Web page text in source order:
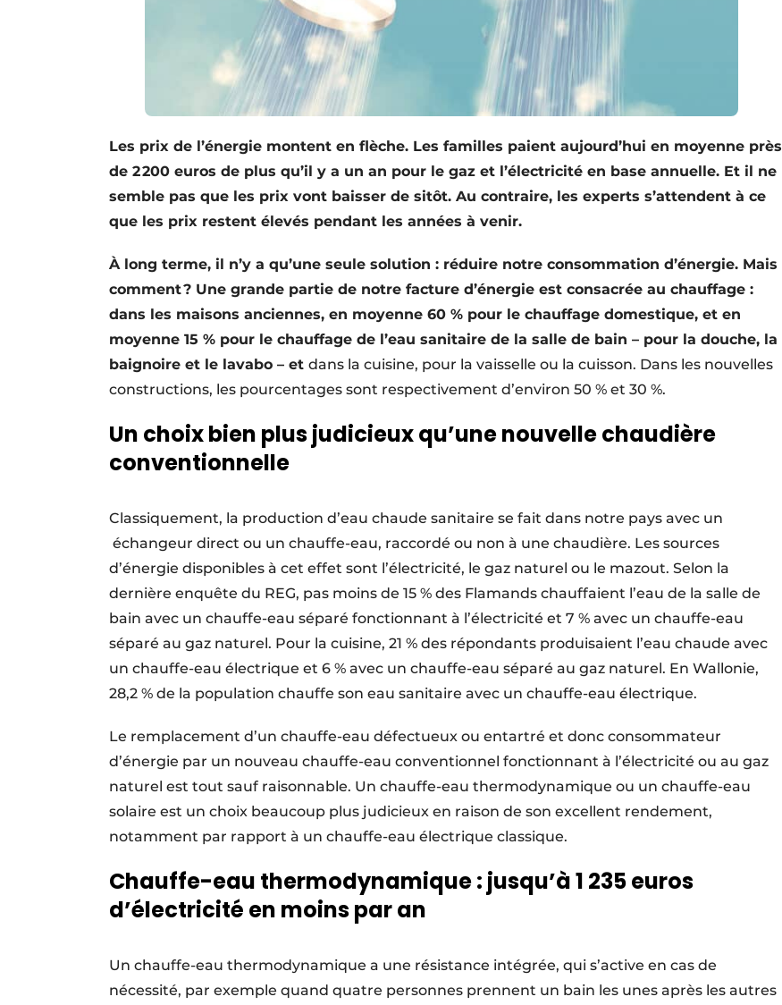
Les prix de l’énergie montent en flèche. Les familles paient aujourd’hui en moyenne près
de 2 200 euros de plus qu’il y a un an pour le gaz et l’électricité en base annuelle. Et il ne
semble pas que les prix vont baisser de sitôt. Au contraire, les experts s’attendent à ce
que les prix restent élevés pendant les années à venir.
À long terme, il n’y a qu’une seule solution : réduire notre consommation d’énergie. Mais
comment ? Une grande partie de notre facture d’énergie est consacrée au chauffage :
dans les maisons anciennes, en moyenne 60 % pour le chauffage domestique, et en
moyenne 15 % pour le chauffage de l’eau sanitaire de la salle de bain – pour la douche, la
baignoire et le lavabo – et dans la cuisine, pour la vaisselle ou la cuisson. Dans les nouvelles
constructions, les pourcentages sont respectivement d’environ 50 % et 30 %.
Un choix bien plus judicieux qu’une nouvelle chaudière
conventionnelle
Classiquement, la production d’eau chaude sanitaire se fait dans notre pays avec un
échangeur direct ou un chauffe-eau, raccordé ou non à une chaudière. Les sources
d’énergie disponibles à cet effet sont l’électricité, le gaz naturel ou le mazout. Selon la
dernière enquête du REG, pas moins de 15 % des Flamands chauffaient l’eau de la salle de
bain avec un chauffe-eau séparé fonctionnant à l’électricité et 7 % avec un chauffe-eau
séparé au gaz naturel. Pour la cuisine, 21 % des répondants produisaient l’eau chaude avec
un chauffe-eau électrique et 6 % avec un chauffe-eau séparé au gaz naturel. En Wallonie,
28,2 % de la population chauffe son eau sanitaire avec un chauffe-eau électrique.
Le remplacement d’un chauffe-eau défectueux ou entartré et donc consommateur
d’énergie par un nouveau chauffe-eau conventionnel fonctionnant à l’électricité ou au gaz
naturel est tout sauf raisonnable. Un chauffe-eau thermodynamique ou un chauffe-eau
solaire est un choix beaucoup plus judicieux en raison de son excellent rendement,
notamment par rapport à un chauffe-eau électrique classique.
Chauffe-eau thermodynamique : jusqu’à 1 235 euros
d’électricité en moins par an
Un chauffe-eau thermodynamique a une résistance intégrée, qui s’active en cas de
nécessité, par exemple quand quatre personnes prennent un bain les unes après les autres